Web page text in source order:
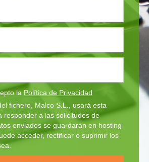
laPolítica de Privacidad
fichero, Malco S.L., usará esta
responder a las solicitudes de
enviados se guardarán en hosting
acceder, rectificar o suprimir los